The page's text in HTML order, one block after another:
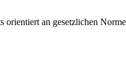
orientiert an gesetzlichen